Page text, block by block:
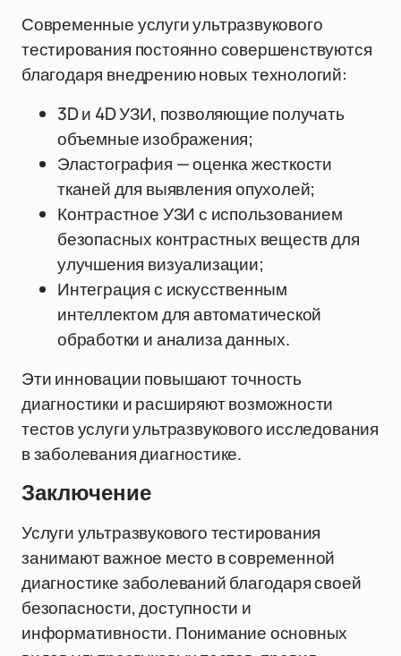
Современные услуги ультразвукового
тестирования постоянно совершенствуются
благодаря внедрению новых технологий:
3D и 4D УЗИ, позволяющие получать
объемные изображения;
Эластография — оценка жесткости
тканей для выявления опухолей;
Контрастное УЗИ с использованием
безопасных контрастных веществ для
улучшения визуализации;
Интеграция с искусственным
интеллектом для автоматической
обработки и анализа данных.
Эти инновации повышают точность
диагностики и расширяют возможности
тестов услуги ультразвукового исследования
в заболевания диагностике.
Заключение
Услуги ультразвукового тестирования
занимают важное место в современной
диагностике заболеваний благодаря своей
безопасности, доступности и
информативности. Понимание основных